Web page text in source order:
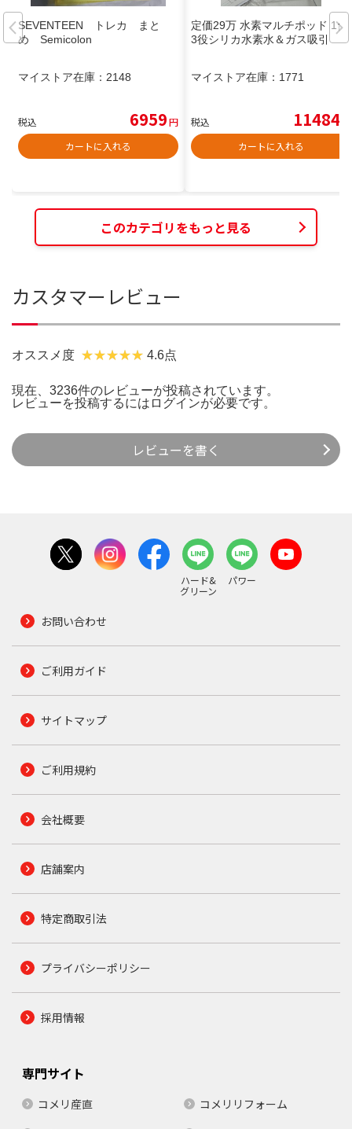
SEVENTEEN トレカ まと
め Semicolon
マイストア在庫： 2148
税込 6959円
カートに入れる
定価29万 水素マルチポッド 1台
3役シリカ水素水＆ガス吸引
マイストア在庫： 1771
税込 11484
カートに入れる
このカテゴリをもっと見る
カスタマーレビュー
オススメ度 4.6点
現在、3236件のレビューが投稿されています。
レビューを投稿するには ログインが必要です。
レビューを書く
ハード&
グリーン
パワー
お問い合わせ
ご利用ガイド
サイトマップ
ご利用規約
会社概要
店舗案内
特定商取引法
プライバシーポリシー
採用情報
専門サイト
コメリ産直
コメリリフォーム